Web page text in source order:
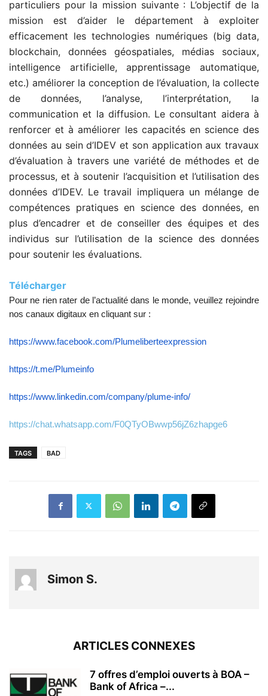
particuliers pour la mission suivante : L’objectif de la
mission est d’aider le département à exploiter
efficacement les technologies numériques (big data,
blockchain, données géospatiales, médias sociaux,
intelligence artificielle, apprentissage automatique,
etc.) améliorer la conception de l’évaluation, la collecte
de données, l’analyse, l’interprétation, la
communication et la diffusion. Le consultant aidera à
renforcer et à améliorer les capacités en science des
données au sein d’IDEV et son application aux travaux
d’évaluation à travers une variété de méthodes et de
processus, et à soutenir l’acquisition et l’utilisation des
données d’IDEV. Le travail impliquera un mélange de
compétences pratiques en science des données, en
plus d’encadrer et de conseiller des équipes et des
individus sur l’utilisation de la science des données
pour soutenir les évaluations.
Télécharger
Pour ne rien rater de l’actualité dans le monde, veuillez rejoindre
nos canaux digitaux en cliquant sur :
https://www.facebook.com/Plumeliberteexpression
https://t.me/Plumeinfo
https://www.linkedin.com/company/plume-info/
https://chat.whatsapp.com/F0QTyOBwwp56jZ6zhapge6
TAGS BAD
Simon S.
ARTICLES CONNEXES
7 offres d’emploi ouverts à BOA –
Bank of Africa –...